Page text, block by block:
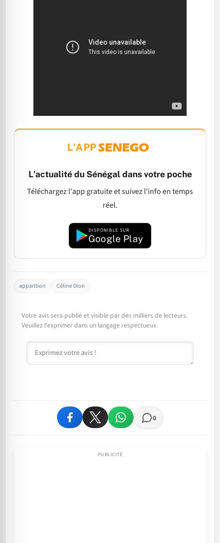
L'APP
L'actualité du Sénégal dans votre poche
Téléchargez l'app gratuite et suivez l'info en temps
réel.
DISPONIBLE SUR
Google Play
apparition Céline Dion
Votre avis sera publié et visible par des milliers de lecteurs.
Veuillez l'exprimer dans un langage respectueux.
Commentaire
0